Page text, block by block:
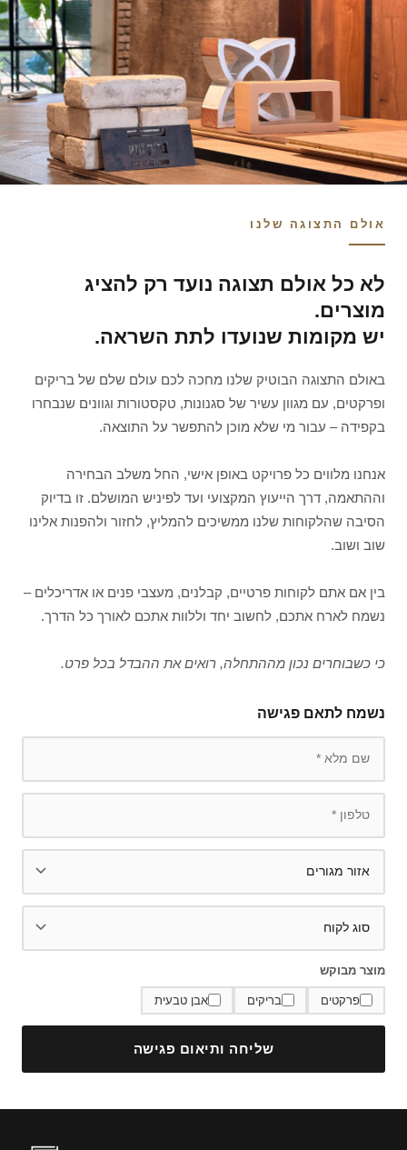
אולם התצוגה שלנו
לא כל אולם תצוגה נועד רק להציג
מוצרים.
יש מקומות שנועדו לתת השראה.
באולם התצוגה הבוטיק שלנו מחכה לכם עולם שלם של בריקים
ופרקטים, עם מגוון עשיר של סגנונות, טקסטורות וגוונים שנבחרו
בקפידה – עבור מי שלא מוכן להתפשר על התוצאה.
אנחנו מלווים כל פרויקט באופן אישי, החל משלב הבחירה
וההתאמה, דרך הייעוץ המקצועי ועד לפיניש המושלם. זו בדיוק
הסיבה שהלקוחות שלנו ממשיכים להמליץ, לחזור ולהפנות אלינו
שוב ושוב.
בין אם אתם לקוחות פרטיים, קבלנים, מעצבי פנים או אדריכלים –
נשמח לארח אתכם, לחשוב יחד וללוות אתכם לאורך כל הדרך.
כי כשבוחרים נכון מההתחלה, רואים את ההבדל בכל פרט.
נשמח לתאם פגישה
מוצר מבוקש
פרקטים בריקים אבן טבעית
שליחה ותיאום פגישה